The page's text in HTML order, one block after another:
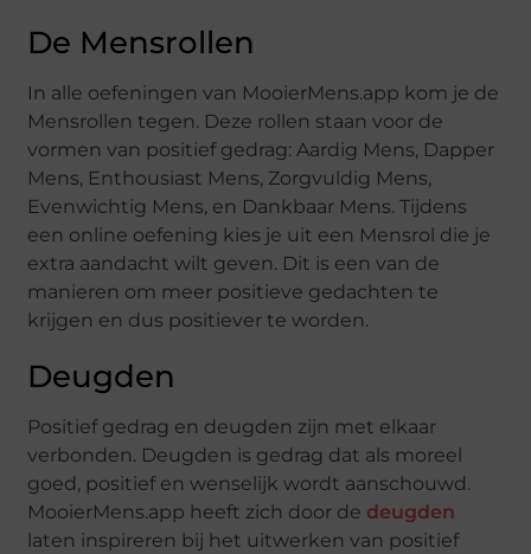
De Mensrollen
In alle oefeningen van MooierMens.app kom je de
Mensrollen tegen. Deze rollen staan voor de
vormen van positief gedrag: Aardig Mens, Dapper
Mens, Enthousiast Mens, Zorgvuldig Mens,
Evenwichtig Mens, en Dankbaar Mens. Tijdens
een online oefening kies je uit een Mensrol die je
extra aandacht wilt geven. Dit is een van de
manieren om meer positieve gedachten te
krijgen en dus positiever te worden.
Deugden
Positief gedrag en deugden zijn met elkaar
verbonden. Deugden is gedrag dat als moreel
goed, positief en wenselijk wordt aanschouwd.
MooierMens.app heeft zich door de deugden
laten inspireren bij het uitwerken van positief